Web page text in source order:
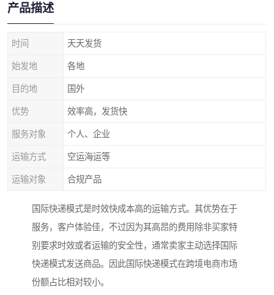
产品描述
时间 天天发货
始发地 各地
目的地 国外
优势 效率高，发货快
服务对象 个人、企业
运输方式 空运海运等
运输对象 合规产品
国际快递模式是时效快成本高的运输方式。其优势在于
服务，客户体验佳，不过因为其高昂的费用除非买家特
别要求时效或者运输的安全性，通常卖家主动选择国际
快递模式发送商品。因此国际快递模式在跨境电商市场
份额占比相对较小。